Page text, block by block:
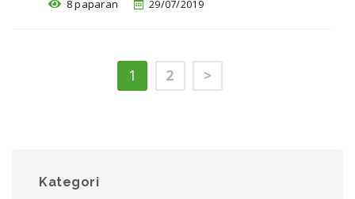
8 paparan 29/07/2019
1 2 >
Kategori